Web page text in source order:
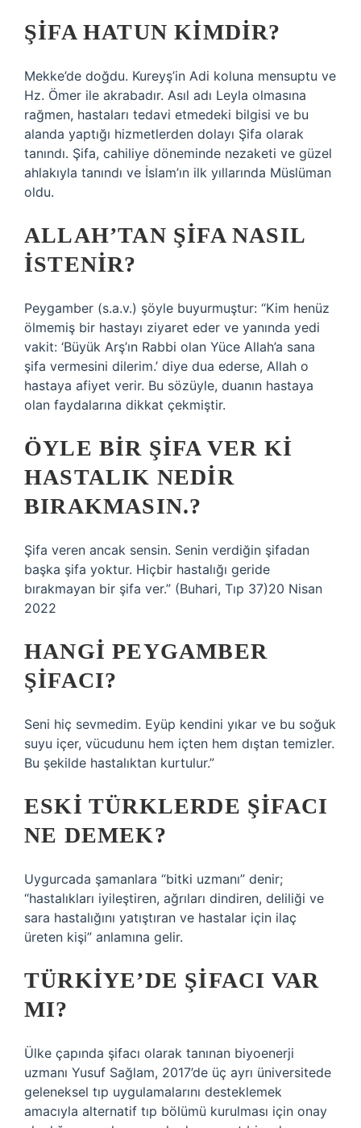
ŞIFA HATUN KIMDIR?
Mekke’de doğdu. Kureyş’in Adi koluna mensuptu ve
Hz. Ömer ile akrabadır. Asıl adı Leyla olmasına
rağmen, hastaları tedavi etmedeki bilgisi ve bu
alanda yaptığı hizmetlerden dolayı Şifa olarak
tanındı. Şifa, cahiliye döneminde nezaketi ve güzel
ahlakıyla tanındı ve İslam’ın ilk yıllarında Müslüman
oldu.
ALLAH’TAN ŞIFA NASIL
ISTENIR?
Peygamber (s.a.v.) şöyle buyurmuştur: “Kim henüz
ölmemiş bir hastayı ziyaret eder ve yanında yedi
vakit: ‘Büyük Arş’ın Rabbi olan Yüce Allah’a sana
şifa vermesini dilerim.’ diye dua ederse, Allah o
hastaya afiyet verir. Bu sözüyle, duanın hastaya
olan faydalarına dikkat çekmiştir.
ÖYLE BIR ŞIFA VER KI
HASTALIK NEDIR
BIRAKMASIN.?
Şifa veren ancak sensin. Senin verdiğin şifadan
başka şifa yoktur. Hiçbir hastalığı geride
bırakmayan bir şifa ver.” (Buhari, Tıp 37)20 Nisan
2022
HANGI PEYGAMBER
ŞIFACI?
Seni hiç sevmedim. Eyüp kendini yıkar ve bu soğuk
suyu içer, vücudunu hem içten hem dıştan temizler.
Bu şekilde hastalıktan kurtulur.”
ESKI TÜRKLERDE ŞIFACI
NE DEMEK?
Uygurcada şamanlara “bitki uzmanı” denir;
“hastalıkları iyileştiren, ağrıları dindiren, deliliği ve
sara hastalığını yatıştıran ve hastalar için ilaç
üreten kişi” anlamına gelir.
TÜRKIYE’DE ŞIFACI VAR
MI?
Ülke çapında şifacı olarak tanınan biyoenerji
uzmanı Yusuf Sağlam, 2017’de üç ayrı üniversitede
geleneksel tıp uygulamalarını desteklemek
amacıyla alternatif tıp bölümü kurulması için onay